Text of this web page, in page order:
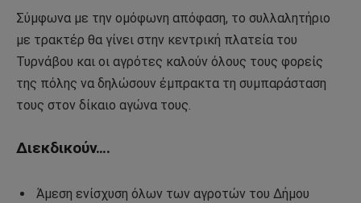
Σύμφωνα με την ομόφωνη απόφαση, το συλλαλητήριο
με τρακτέρ θα γίνει στην κεντρική πλατεία του
Τυρνάβου και οι αγρότες καλούν όλους τους φορείς
της πόλης να δηλώσουν έμπρακτα τη συμπαράσταση
τους στον δίκαιο αγώνα τους.
Διεκδικούν….
Άμεση ενίσχυση όλων των αγροτών του Δήμου